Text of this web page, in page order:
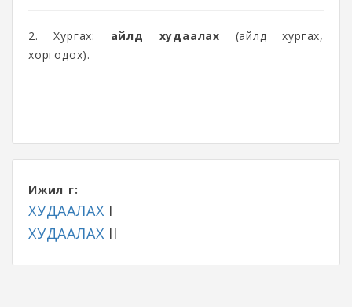
2. Хургах: айлд худаалах (айлд хургах,
хоргодох).
Ижил үг:
ХУДААЛАХ I
ХУДААЛАХ II